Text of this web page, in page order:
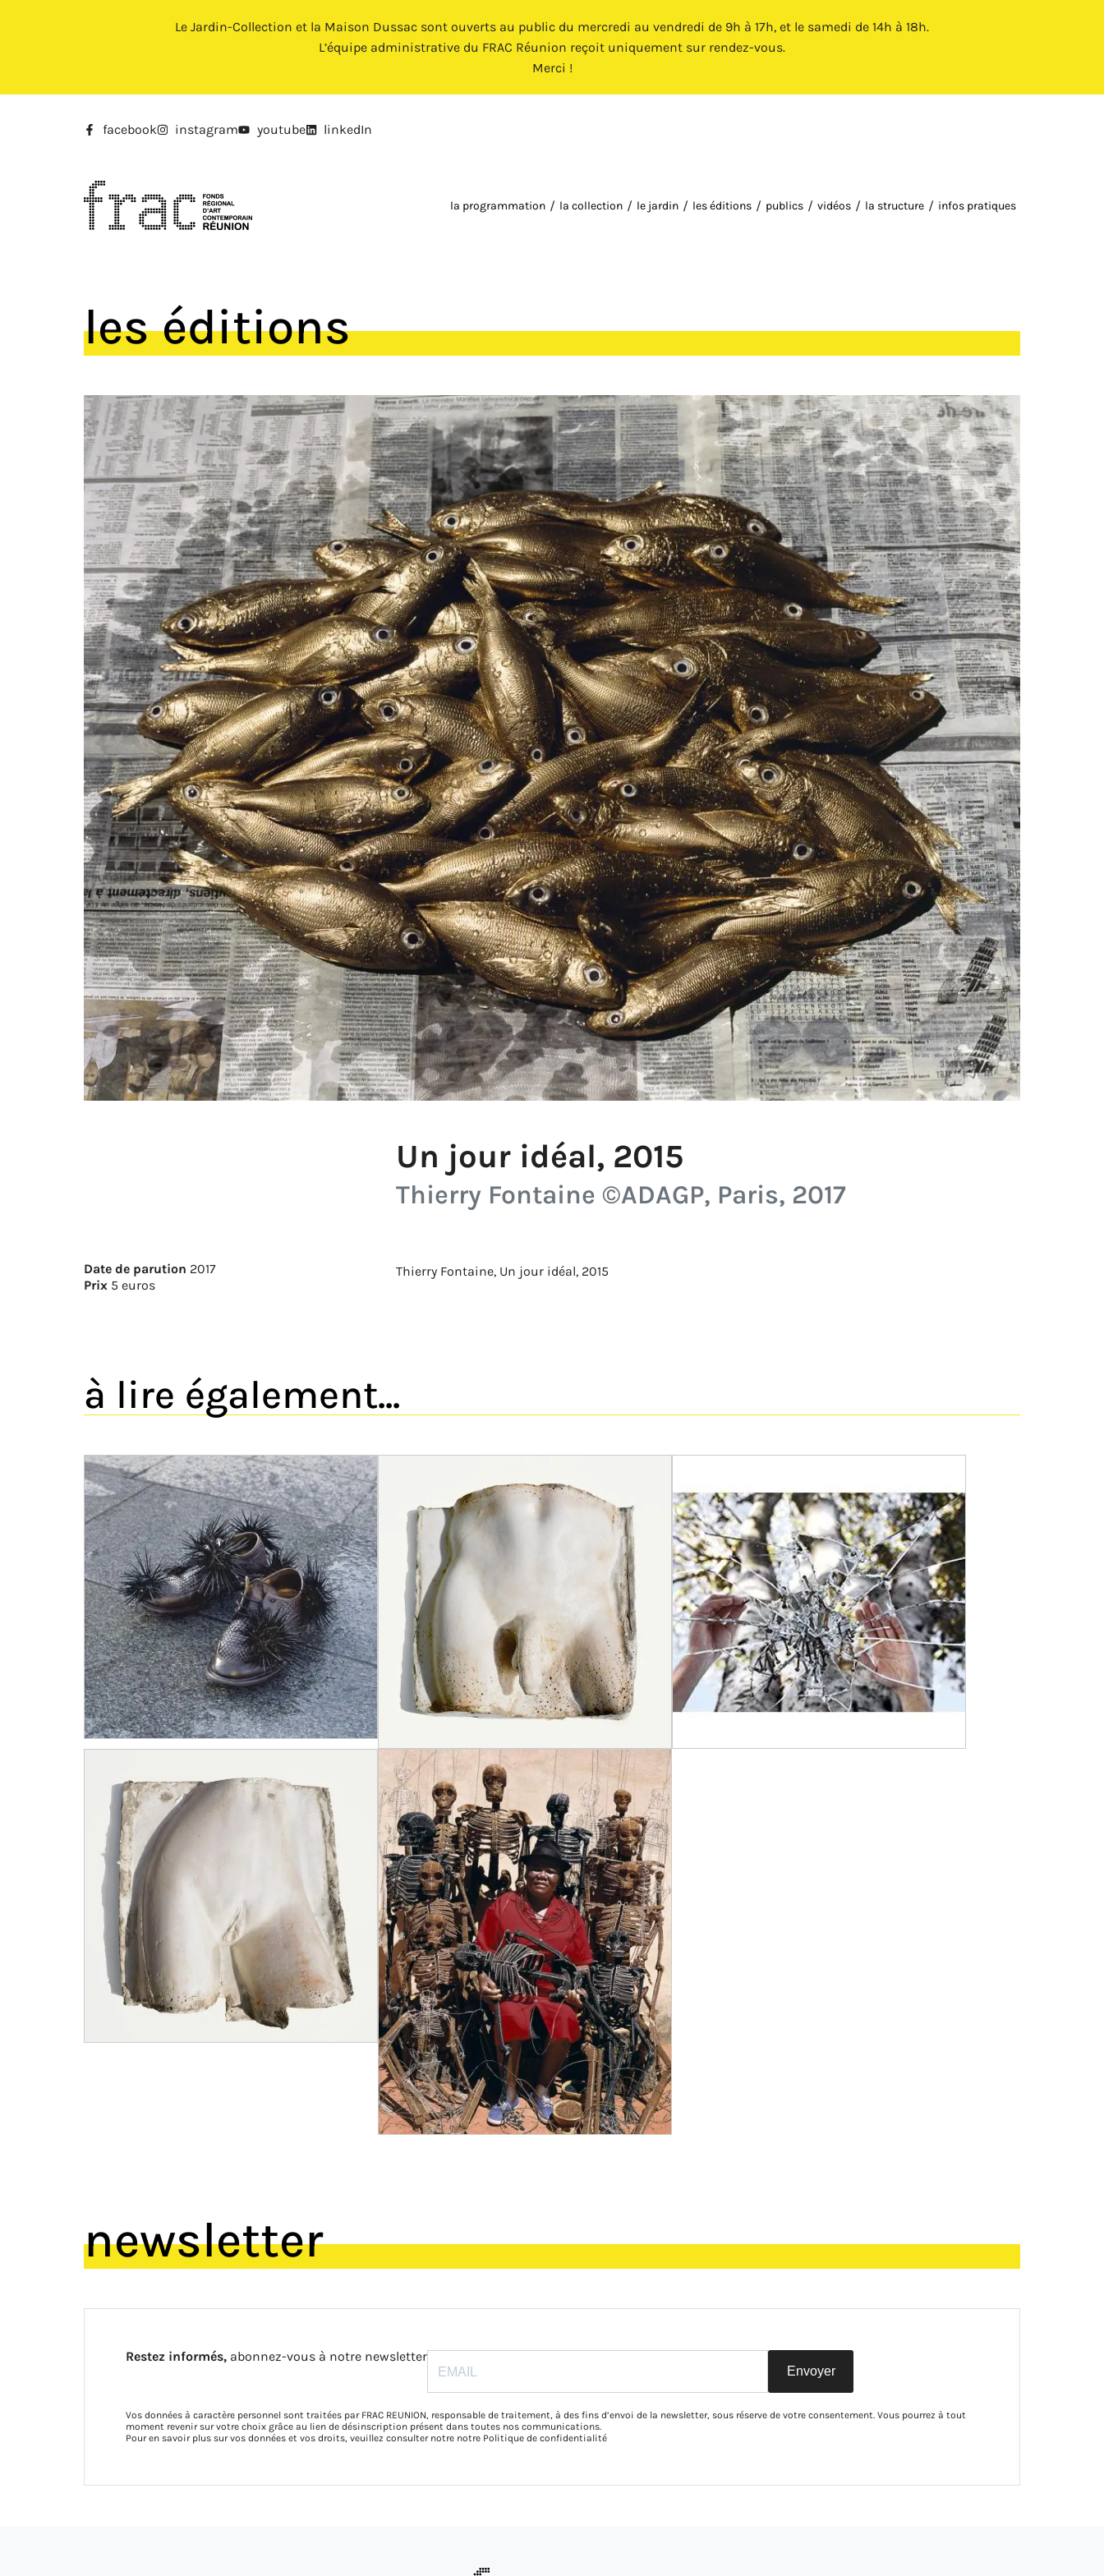
Le Jardin-Collection et la Maison Dussac sont ouverts au public du mercredi au vendredi de 9h à 17h, et le samedi de 14h à 18h.
L’équipe administrative du FRAC Réunion reçoit uniquement sur rendez-vous.
Merci !
facebook instagram youtube linkedIn
la programmation la collection le jardin les éditions publics vidéos la structure infos pratiques
les éditions
Un jour idéal, 2015
Thierry Fontaine ©ADAGP, Paris, 2017
Date de parution 2017
Prix 5 euros
Thierry Fontaine, Un jour idéal, 2015
à lire également...
newsletter
Restez informés, abonnez-vous à notre newsletter
Envoyer
Vos données à caractère personnel sont traitées par FRAC REUNION, responsable de traitement, à des fins d’envoi de la newsletter, sous réserve de votre consentement. Vous pourrez à tout
moment revenir sur votre choix grâce au lien de désinscription présent dans toutes nos communications.
Pour en savoir plus sur vos données et vos droits, veuillez consulter notre notre Politique de confidentialité